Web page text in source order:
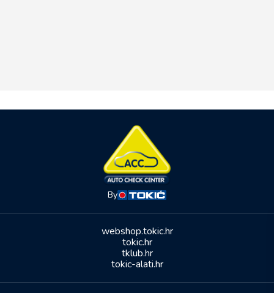
By
webshop.tokic.hr
tokic.hr
tklub.hr
tokic-alati.hr